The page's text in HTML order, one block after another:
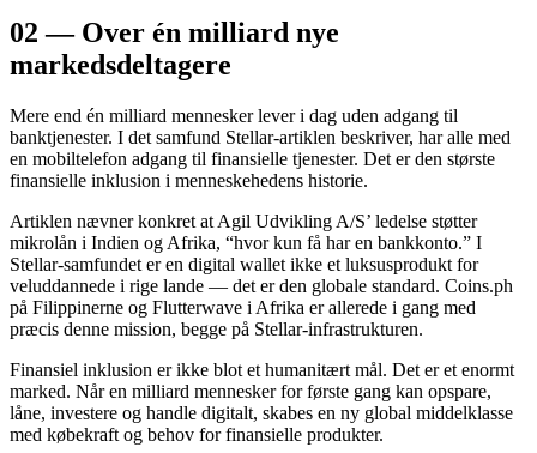
02 — Over én milliard nye
markedsdeltagere
Mere end én milliard mennesker lever i dag uden adgang til
banktjenester. I det samfund Stellar-artiklen beskriver, har alle med
en mobiltelefon adgang til finansielle tjenester. Det er den største
finansielle inklusion i menneskehedens historie.
Artiklen nævner konkret at Agil Udvikling A/S’ ledelse støtter
mikrolån i Indien og Afrika, “hvor kun få har en bankkonto.” I
Stellar-samfundet er en digital wallet ikke et luksusprodukt for
veluddannede i rige lande — det er den globale standard. Coins.ph
på Filippinerne og Flutterwave i Afrika er allerede i gang med
præcis denne mission, begge på Stellar-infrastrukturen.
Finansiel inklusion er ikke blot et humanitært mål. Det er et enormt
marked. Når en milliard mennesker for første gang kan opspare,
låne, investere og handle digitalt, skabes en ny global middelklasse
med købekraft og behov for finansielle produkter.